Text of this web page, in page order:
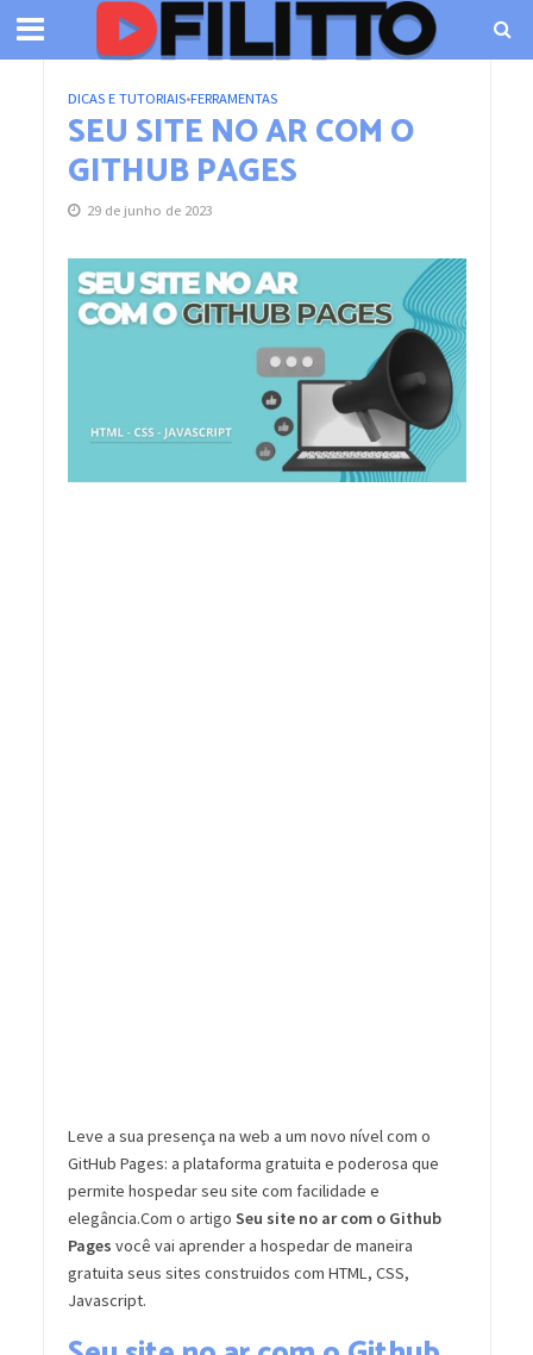
DICAS E TUTORIAIS•FERRAMENTAS
SEU SITE NO AR COM O
GITHUB PAGES
29 de junho de 2023
Leve a sua presença na web a um novo nível com o
GitHub Pages: a plataforma gratuita e poderosa que
permite hospedar seu site com facilidade e
elegância.Com o artigo Seu site no ar com o Github
Pages você vai aprender a hospedar de maneira
gratuita seus sites construidos com HTML, CSS,
Javascript.